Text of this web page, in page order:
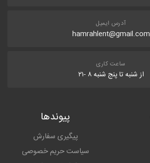
آدرس ایمیل
hamrahlent@gmail.com
ساعت کاری
از شنبه تا پنج شنبه ۸ -۲۱
پیوندها
پیگیری سفارش
سیاست حریم خصوصی